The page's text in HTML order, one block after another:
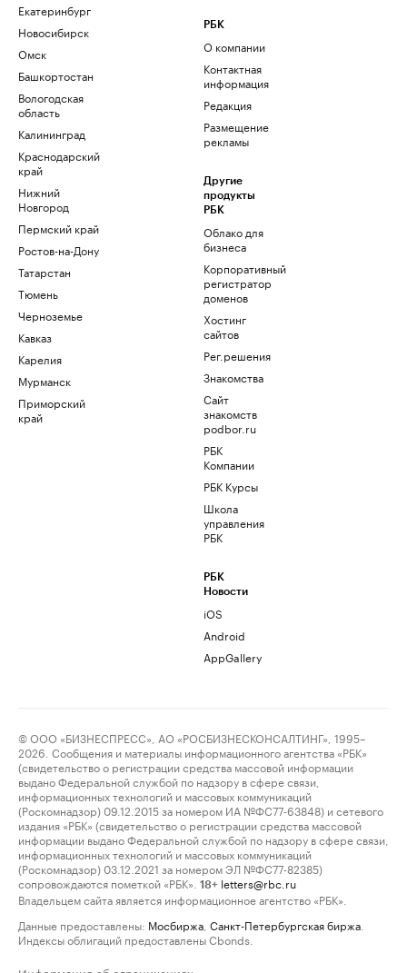
Екатеринбург
Новосибирск
Омск
Башкортостан
Вологодская
область
Калининград
Краснодарский
край
Нижний
Новгород
Пермский край
Ростов-на-Дону
Татарстан
Тюмень
Черноземье
Кавказ
Карелия
Мурманск
Приморский
край
РБК
О компании
Контактная
информация
Редакция
Размещение
рекламы
Другие
продукты
РБК
Облако для
бизнеса
Корпоративный
регистратор
доменов
Хостинг
сайтов
Рег.решения
Знакомства
Сайт
знакомств
podbor.ru
РБК
Компании
РБК Курсы
Школа
управления
РБК
РБК
Новости
iOS
Android
AppGallery
© ООО «БИЗНЕСПРЕСС», АО «РОСБИЗНЕСКОНСАЛТИНГ», 1995–
2026. Сообщения и материалы информационного агентства «РБК»
(свидетельство о регистрации средства массовой информации
выдано Федеральной службой по надзору в сфере связи,
информационных технологий и массовых коммуникаций
(Роскомнадзор) 09.12.2015 за номером ИА №ФС77-63848) и сетевого
издания «РБК» (свидетельство о регистрации средства массовой
информации выдано Федеральной службой по надзору в сфере связи,
информационных технологий и массовых коммуникаций
(Роскомнадзор) 03.12.2021 за номером ЭЛ №ФС77-82385)
сопровождаются пометкой «РБК».
18+ letters@rbc.ru
Владельцем сайта является информационное агентство «РБК».
Данные предоставлены: Мосбиржа Санкт-Петербургская биржа
Индексы облигаций предоставлены Cbonds.